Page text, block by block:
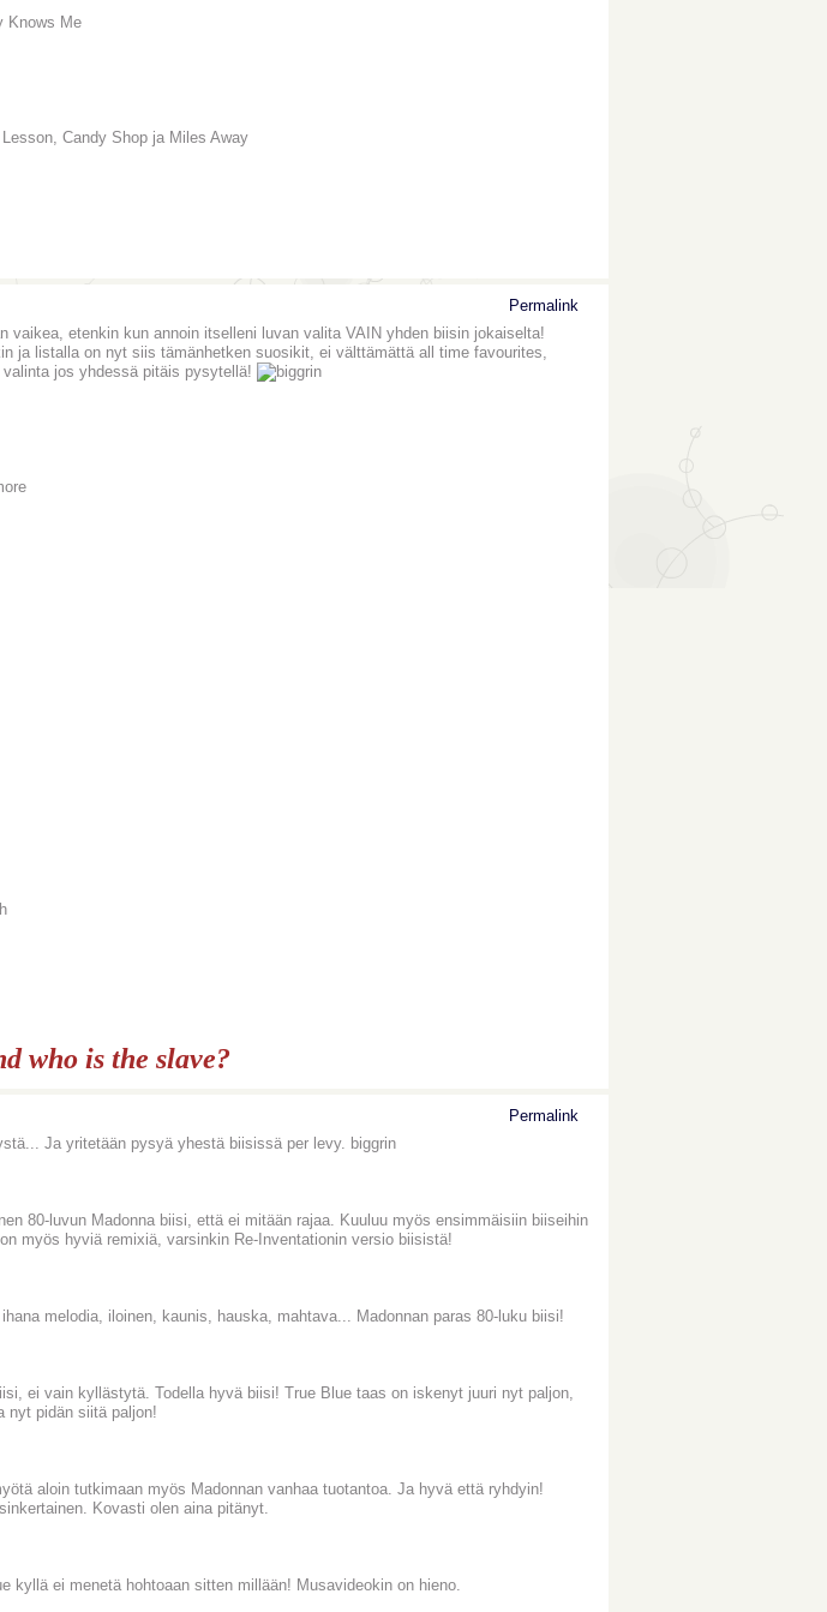
Knows Me
Candy Shop ja Miles Away
Permalink
vaikea, etenkin kun annoin itselleni luvan valita VAIN yhden biisin jokaiselta!
ja listalla on nyt siis tämänhetken suosikit, ei välttämättä all time favourites,
jos yhdessä pitäis pysytellä!
who is the slave?
Permalink
Ja yritetään pysyä yhestä biisissä per levy. biggrin
80-luvun Madonna biisi, että ei mitään rajaa. Kuuluu myös ensimmäisiin biiseihin
myös hyviä remixiä, varsinkin Re-Inventationin versio biisistä!
melodia, iloinen, kaunis, hauska, mahtava... Madonnan paras 80-luku biisi!
ei vain kyllästytä. Todella hyvä biisi! True Blue taas on iskenyt juuri nyt paljon,
nyt pidän siitä paljon!
aloin tutkimaan myös Madonnan vanhaa tuotantoa. Ja hyvä että ryhdyin!
Kovasti olen aina pitänyt.
kyllä ei menetä hohtoaan sitten millään! Musavideokin on hieno.